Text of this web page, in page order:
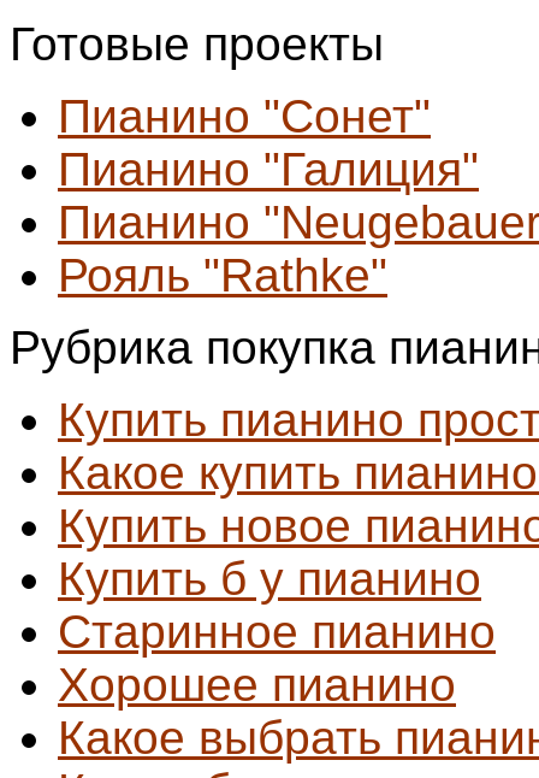
Готовые проекты
Пианино "Сонет"
Пианино "Галиция"
Пианино
Рояль "Rathke"
Рубрика покупка
Купить пианино
Какое купить
Купить новое
Купить б у пианино
Старинное пианино
Хорошее пианино
Какое выбрать